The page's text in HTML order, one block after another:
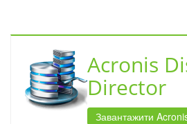
Acronis
Director
Завантажити